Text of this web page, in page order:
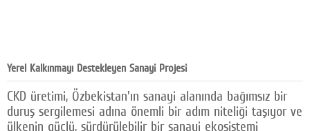
Yerel Kalkınmayı Destekleyen Sanayi Projesi
CKD üretimi, Özbekistan'ın sanayi alanında bağımsız bir
duruş sergilemesi adına önemli bir adım niteliği taşıyor ve
ülkenin güçlü, sürdürülebilir bir sanayi ekosistemi